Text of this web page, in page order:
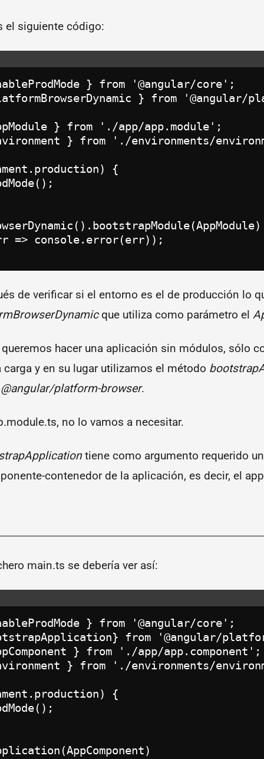
el siguiente código:
} from '@angular/core';
} from '@angular/
} from './app/app.module';
} from './environments/
{
=> console.error(err));
de verificar si el entorno es el de producción lo
que utiliza como parámetro el
hacer una aplicación sin módulos, sólo
y en su lugar utilizamos el método
@angular/platform-browser.
no lo vamos a necesitar.
tiene como argumento requerido
contenedor de la aplicación, es decir, el
main.ts se debería ver así:
} from '@angular/core';
from '@angular/
} from './app/app.component';
} from './environments/
{